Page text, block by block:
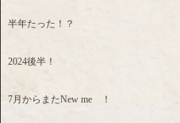
半年たった！？
2024後半！
7月からまたNew me ！